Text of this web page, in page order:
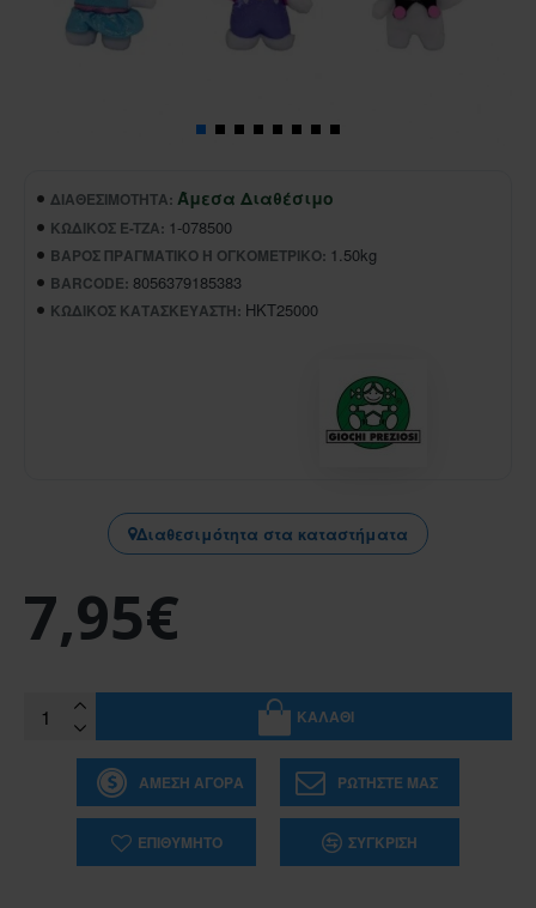
ΔΙΑΘΕΣΙΜΌΤΗΤΑ: Άμεσα Διαθέσιμο
ΚΩΔΙΚΌΣ E-TZA: 1-078500
ΒΆΡΟΣ ΠΡΑΓΜΑΤΙΚΌ Ή ΟΓΚΟΜΕΤΡΙΚΌ: 1.50kg
BARCODE: 8056379185383
ΚΩΔΙΚΌΣ ΚΑΤΑΣΚΕΥΑΣΤΉ: HKT25000
Διαθεσιμότητα στα καταστήματα
7,95€
ΚΑΛΆΘΙ
ΆΜΕΣΗ ΑΓΟΡΆ ΡΩΤΉΣΤΕ ΜΑΣ
ΕΠΙΘΥΜΗΤΌ ΣΎΓΚΡΙΣΗ